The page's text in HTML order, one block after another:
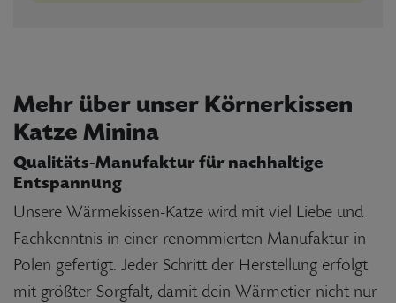
Mehr über unser Körnerkissen
Katze Minina
Qualitäts-Manufaktur für nachhaltige
Entspannung
Unsere Wärmekissen-Katze wird mit viel Liebe und
Fachkenntnis in einer renommierten Manufaktur in
Polen gefertigt. Jeder Schritt der Herstellung erfolgt
mit größter Sorgfalt, damit dein Wärmetier nicht nur